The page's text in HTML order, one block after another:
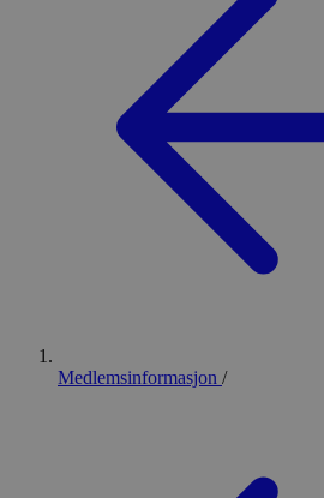
Medlemsinformasjon /